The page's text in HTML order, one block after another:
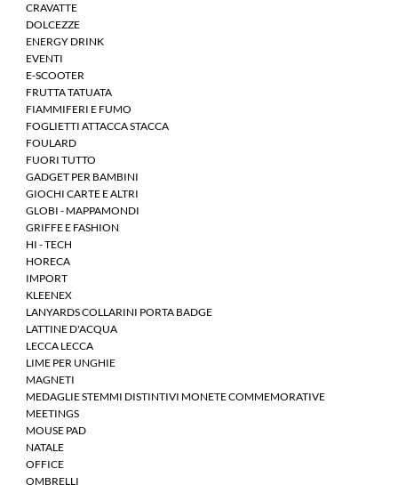
CRAVATTE
DOLCEZZE
ENERGY DRINK
EVENTI
E-SCOOTER
FRUTTA TATUATA
FIAMMIFERI E FUMO
FOGLIETTI ATTACCA STACCA
FOULARD
FUORI TUTTO
GADGET PER BAMBINI
GIOCHI CARTE E ALTRI
GLOBI - MAPPAMONDI
GRIFFE E FASHION
HI - TECH
HORECA
IMPORT
KLEENEX
LANYARDS COLLARINI PORTA BADGE
LATTINE D'ACQUA
LECCA LECCA
LIME PER UNGHIE
MAGNETI
MEDAGLIE STEMMI DISTINTIVI MONETE COMMEMORATIVE
MEETINGS
MOUSE PAD
NATALE
OFFICE
OMBRELLI